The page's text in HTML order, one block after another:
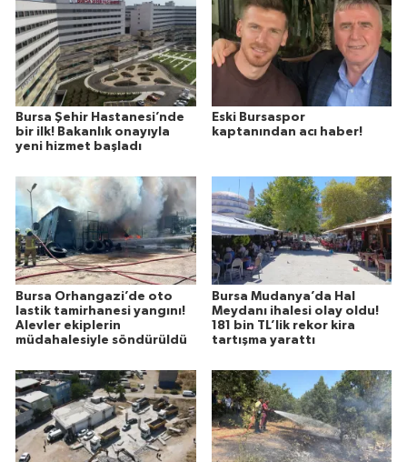
Bursa Şehir Hastanesi’nde
bir ilk! Bakanlık onayıyla
yeni hizmet başladı
Eski Bursaspor
kaptanından acı haber!
Bursa Orhangazi’de oto
lastik tamirhanesi yangını!
Alevler ekiplerin
müdahalesiyle söndürüldü
Bursa Mudanya’da Hal
Meydanı ihalesi olay oldu!
181 bin TL’lik rekor kira
tartışma yarattı